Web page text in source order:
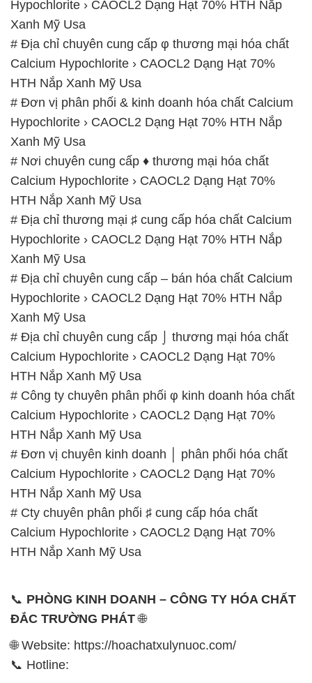
# Đơn vị phân phối & kinh doanh hóa chất Calcium
Hypochlorite › CAOCL2 Dạng Hạt 70% HTH Nắp
Xanh Mỹ Usa
# Nơi chuyên cung cấp ♦ thương mại hóa chất
Calcium Hypochlorite › CAOCL2 Dạng Hạt 70%
HTH Nắp Xanh Mỹ Usa
# Địa chỉ thương mại ♯ cung cấp hóa chất Calcium
Hypochlorite › CAOCL2 Dạng Hạt 70% HTH Nắp
Xanh Mỹ Usa
# Địa chỉ chuyên cung cấp – bán hóa chất Calcium
Hypochlorite › CAOCL2 Dạng Hạt 70% HTH Nắp
Xanh Mỹ Usa
# Địa chỉ chuyên cung cấp ⌡ thương mại hóa chất
Calcium Hypochlorite › CAOCL2 Dạng Hạt 70%
HTH Nắp Xanh Mỹ Usa
# Công ty chuyên phân phối φ kinh doanh hóa chất
Calcium Hypochlorite › CAOCL2 Dạng Hạt 70%
HTH Nắp Xanh Mỹ Usa
# Đơn vị chuyên kinh doanh │ phân phối hóa chất
Calcium Hypochlorite › CAOCL2 Dạng Hạt 70%
HTH Nắp Xanh Mỹ Usa
# Cty chuyên phân phối ♯ cung cấp hóa chất
Calcium Hypochlorite › CAOCL2 Dạng Hạt 70%
HTH Nắp Xanh Mỹ Usa
📞PHÒNG KINH DOANH – CÔNG TY HÓA CHẤT
ĐẮC TRƯỜNG PHÁT🌐
🌐 Website: https://hoachatxulynuoc.com/
– 0933.920.505 – 028.3504.5555
028.3756.1841- 028.3756.1842